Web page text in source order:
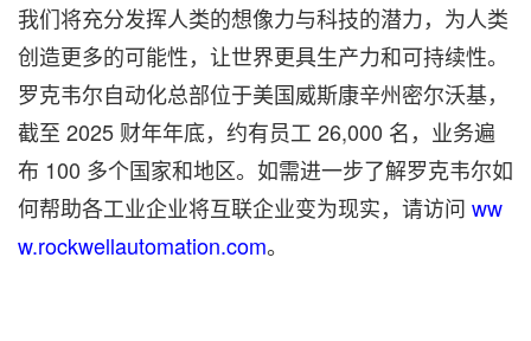
我们将充分发挥人类的想像力与科技的潜力，为人类
创造更多的可能性，让世界更具生产力和可持续性。
罗克韦尔自动化总部位于美国威斯康辛州密尔沃基，
截至 2025 财年年底，约有员工 26,000 名，业务遍
布 100 多个国家和地区。如需进一步了解罗克韦尔如
何帮助各工业企业将互联企业变为现实，请访问 ww
w.rockwellautomation.com。